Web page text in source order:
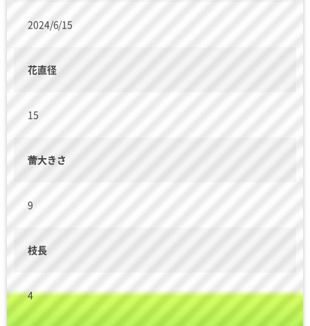
2024/6/15
花直径
15
蕾大きさ
9
枝長
4